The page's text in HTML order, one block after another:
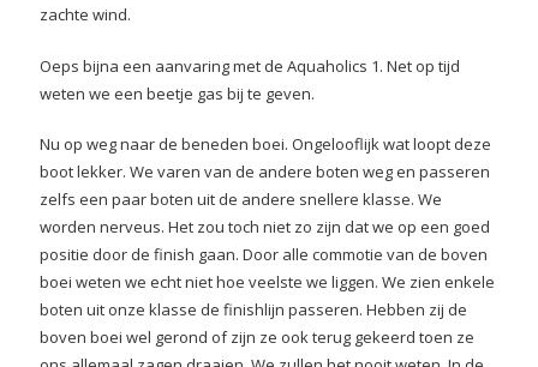
zachte wind.
Oeps bijna een aanvaring met de Aquaholics 1. Net op tijd
weten we een beetje gas bij te geven.
Nu op weg naar de beneden boei. Ongelooflijk wat loopt deze
boot lekker. We varen van de andere boten weg en passeren
zelfs een paar boten uit de andere snellere klasse. We
worden nerveus. Het zou toch niet zo zijn dat we op een goed
positie door de finish gaan. Door alle commotie van de boven
boei weten we echt niet hoe veelste we liggen. We zien enkele
boten uit onze klasse de finishlijn passeren. Hebben zij de
boven boei wel gerond of zijn ze ook terug gekeerd toen ze